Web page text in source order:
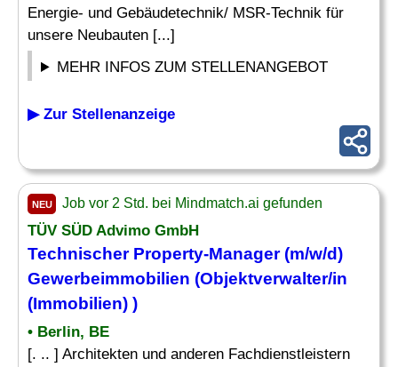
Energie- und Gebäudetechnik/ MSR-Technik für
unsere Neubauten [...]
MEHR INFOS ZUM STELLENANGEBOT
▶ Zur Stellenanzeige
NEU Job vor 2 Std. bei Mindmatch.ai gefunden
TÜV SÜD Advimo GmbH
Technischer Property-Manager (m/w/d)
Gewerbeimmobilien (Objektverwalter/in
(Immobilien) )
• Berlin, BE
[. .. ] Architekten und anderen Fachdienstleistern